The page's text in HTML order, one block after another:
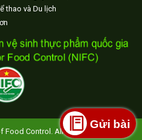
thao và Du lịch
Control. All Rights Reserved
Gửi bài